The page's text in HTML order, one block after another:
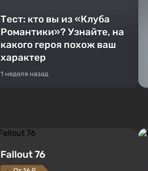
Тест: кто вы из «Клуба
Романтики»? Узнайте, на
какого героя похож ваш
характер
1 неделя назад
Fallout 76